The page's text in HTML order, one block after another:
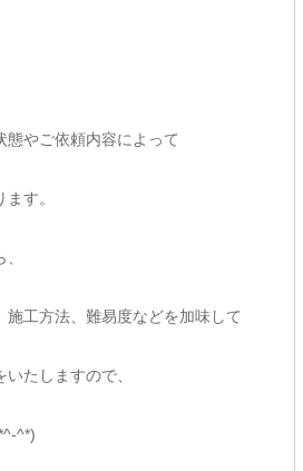
やご依頼内容によって
す。
施工方法、難易度などを加味して
たしますので、
^*)